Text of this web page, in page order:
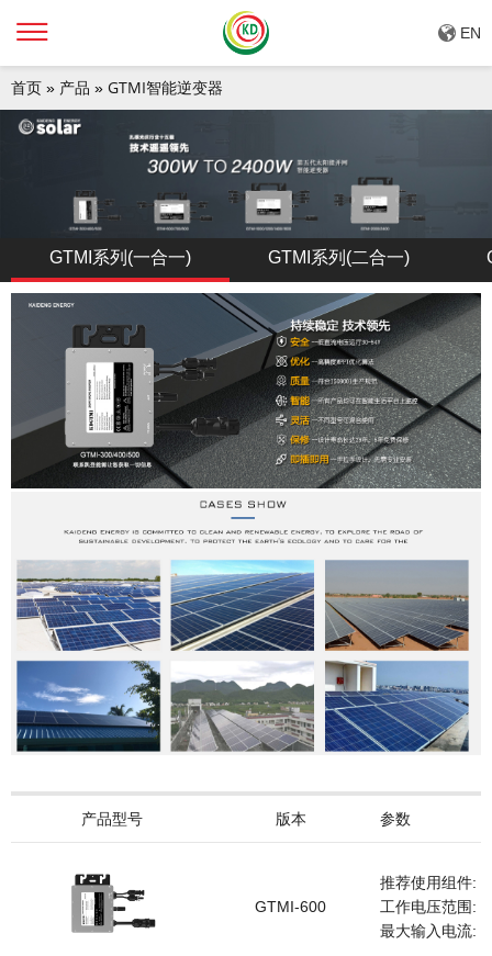
EN
首页 » 产品 » GTMI智能逆变器
GTMI系列(一合一) GTMI系列(二合一)
产品型号 版本 参数
GTMI-600
推荐使用组件:
工作电压范围:
最大输入电流: